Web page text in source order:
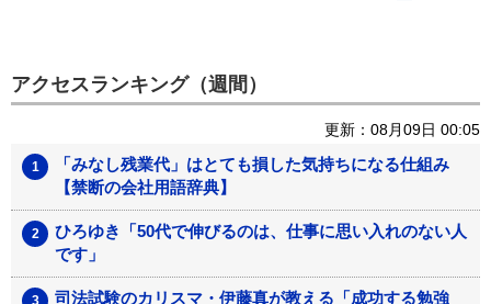
アクセスランキング（週間）
更新：08月09日 00:05
「みなし残業代」はとても損した気持ちになる仕組み
【禁断の会社用語辞典】
ひろゆき「50代で伸びるのは、仕事に思い入れのない人
です」
司法試験のカリスマ・伊藤真が教える「成功する勉強